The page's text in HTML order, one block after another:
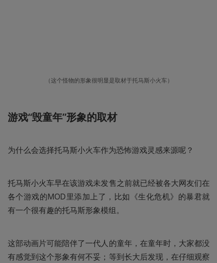
（这个怪物的形象很明显是取材于托马斯小火车）
游戏“毁童年”形象的取材
为什么会选择托马斯小火车作为恐怖游戏灵感来源呢？
托马斯小火车早在该游戏未发售之前就已经被各大网友们在
各个游戏的MOD里添加上了，比如《生化危机》的暴君就
有一个很有趣的托马斯形象模组。
这部动画片可能陪伴了一代人的童年，在童年时，大家都没
有感觉到这个形象有何不妥；等到长大后发现，在仔细观察